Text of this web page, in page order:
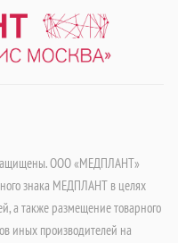
ООО «МЕДПЛАНТ»
знака МЕДПЛАНТ в целях
а также размещение товарного
иных производителей на